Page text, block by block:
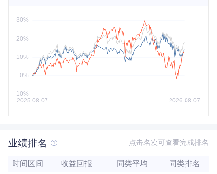
业绩排名 点击名次可查看完成排名
时间区间 收益回报 同类平均 同类排名